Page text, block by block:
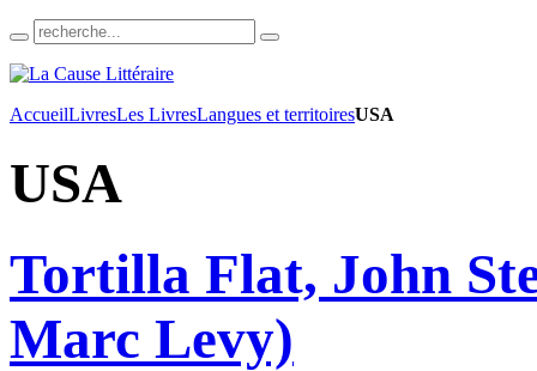
AccueilLivresLes LivresLangues et territoiresUSA
USA
Tortilla Flat, John
Marc Levy)